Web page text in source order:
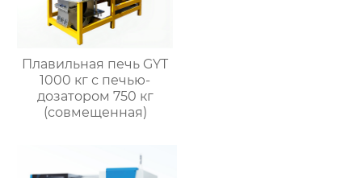
Плавильная печь GYT
1000 кг с печью-
дозатором 750 кг
(совмещенная)